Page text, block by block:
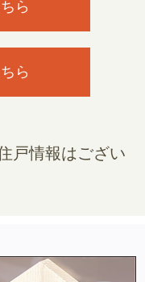
ら
ら
戸情報はござい